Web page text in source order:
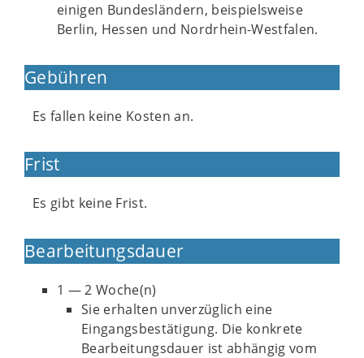
einigen Bundesländern, beispielsweise
Berlin, Hessen und Nordrhein-Westfalen.
Gebühren
Es fallen keine Kosten an.
Frist
Es gibt keine Frist.
Bearbeitungsdauer
1 — 2 Woche(n)
Sie erhalten unverzüglich eine
Eingangsbestätigung. Die konkrete
Bearbeitungsdauer ist abhängig vom